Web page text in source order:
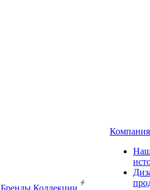
Бренды Коллекции
Компания